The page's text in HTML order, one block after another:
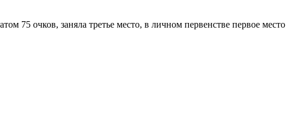
75 очков, заняла третье место, в личном первенстве первое место